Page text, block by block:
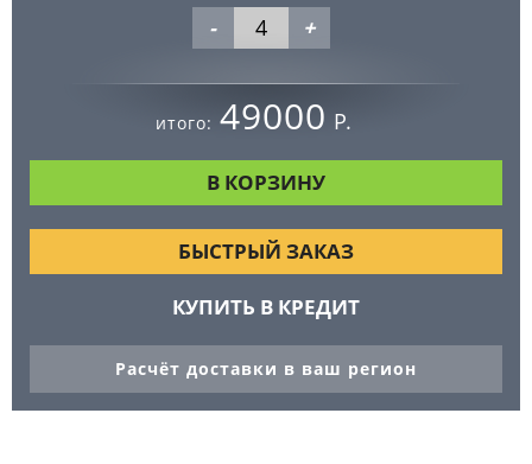
-
+
итого: 49000 Р.
БЫСТРЫЙ ЗАКАЗ
КУПИТЬ В КРЕДИТ
Расчёт доставки в ваш регион